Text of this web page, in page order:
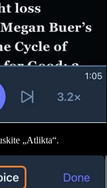
„Atlikta“.